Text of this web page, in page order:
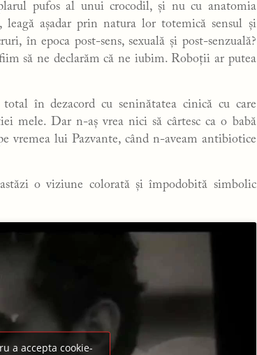
pufos al unui crocodil, și nu cu anatomia
leagă așadar prin natura lor totemică sensul și
în epoca post-sens, sexuală și post-senzuală?
să ne declarăm că ne iubim. Roboții ar putea
în dezacord cu seninătatea cinică cu care
mele. Dar n-aș vrea nici să cârtesc ca o babă
lui Pazvante, când n-aveam antibiotice
o viziune colorată și împodobită simbolic
a accepta cookie-